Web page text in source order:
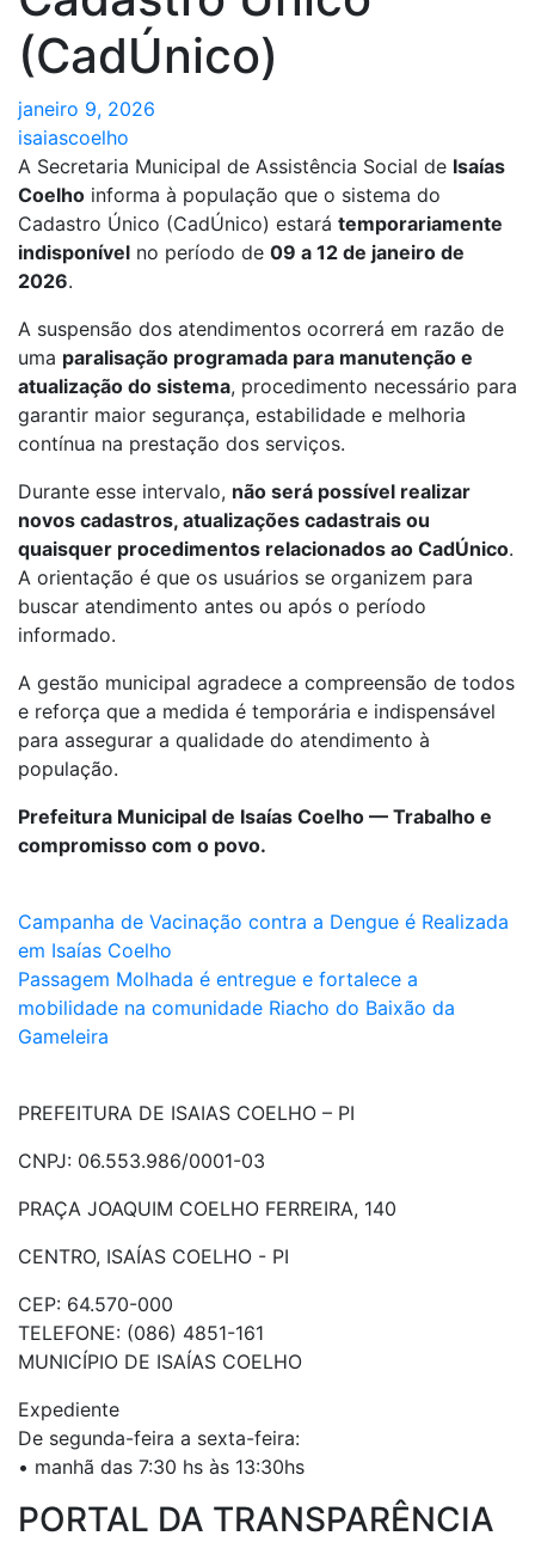
(CadÚnico)
janeiro 9, 2026
isaiascoelho
A Secretaria Municipal de Assistência Social de Isaías
Coelho informa à população que o sistema do
Cadastro Único (CadÚnico) estará temporariamente
indisponível no período de 09 a 12 de janeiro de
2026.
A suspensão dos atendimentos ocorrerá em razão de
uma paralisação programada para manutenção e
atualização do sistema, procedimento necessário para
garantir maior segurança, estabilidade e melhoria
contínua na prestação dos serviços.
Durante esse intervalo, não será possível realizar
novos cadastros, atualizações cadastrais ou
quaisquer procedimentos relacionados ao CadÚnico.
A orientação é que os usuários se organizem para
buscar atendimento antes ou após o período
informado.
A gestão municipal agradece a compreensão de todos
e reforça que a medida é temporária e indispensável
para assegurar a qualidade do atendimento à
população.
Prefeitura Municipal de Isaías Coelho — Trabalho e
compromisso com o povo.
Navegação
de
Post
Campanha de Vacinação contra a Dengue é Realizada
em Isaías Coelho
Passagem Molhada é entregue e fortalece a
mobilidade na comunidade Riacho do Baixão da
Gameleira
PREFEITURA DE ISAIAS COELHO – PI
CNPJ: 06.553.986/0001-03
PRAÇA JOAQUIM COELHO FERREIRA, 140
CENTRO, ISAÍAS COELHO - PI
CEP: 64.570-000
TELEFONE: (086) 4851-161
MUNICÍPIO DE ISAÍAS COELHO
Expediente
De segunda-feira a sexta-feira:
• manhã das 7:30 hs às 13:30hs
PORTAL DA TRANSPARÊNCIA